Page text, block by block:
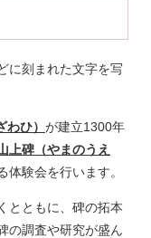
に刻まれた文字を写
ひ） が建立1300年
上碑（やまのうえ
体験会を行います。
とともに、碑の拓本
の調査や研究が盛ん